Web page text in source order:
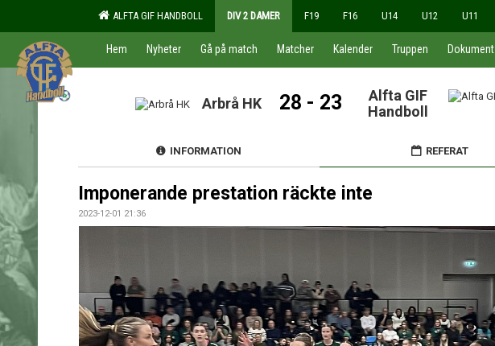
ALFTA GIF HANDBOLL DIV 2 DAMER F19 F16 U14 U12 U11
Hem Nyheter Gå på match Matcher Kalender Truppen Dokument
Arbrå HK 28 - 23
Alfta GIF
Handboll
INFORMATION REFERAT
Imponerande prestation räckte inte
2023-12-01 21:36